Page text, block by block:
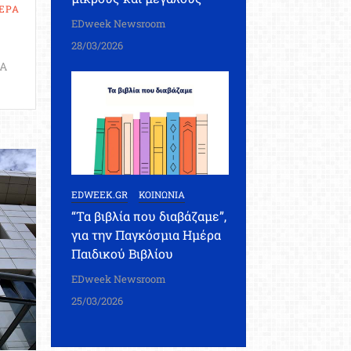
EDweek Newsroom
28/03/2026
EDWEEK.GR ΚΟΙΝΩΝΙΑ
“Τα βιβλία που διαβάζαμε”,
για την Παγκόσμια Ημέρα
Παιδικού Βιβλίου
EDweek Newsroom
25/03/2026